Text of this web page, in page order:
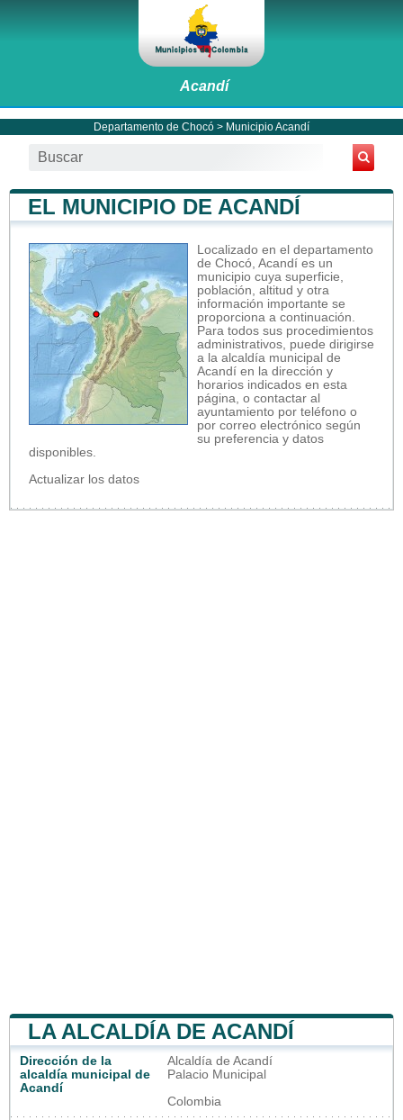
Acandí
Departamento de Chocó > Municipio Acandí
EL MUNICIPIO DE ACANDÍ
Localizado en el departamento
de Chocó, Acandí es un
municipio cuya superficie,
población, altitud y otra
información importante se
proporciona a continuación.
Para todos sus procedimientos
administrativos, puede dirigirse
a la alcaldía municipal de
Acandí en la dirección y
horarios indicados en esta
página, o contactar al
ayuntamiento por teléfono o
por correo electrónico según
su preferencia y datos
disponibles.
Actualizar los datos
LA ALCALDÍA DE ACANDÍ
Dirección de la
alcaldía municipal de
Acandí
Alcaldía de Acandí
Palacio Municipal
Colombia